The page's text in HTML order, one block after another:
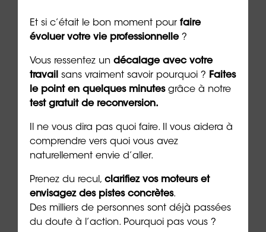
physique et psychologique :💛🧡💜💙 La méthode
10/10 : la méthode référence qui allie psychologie et
Auteur et rédacteur :Dr Emeric Lebreton
cofondateur et dirigeant du groupe
ORIENTACTION(09/07/2024)
***
découvrez votre zone de génie
Découvrez les 5 raisons de faire unbilan de
compétences avec ORIENTACTION en vidéo
Et si c’était le bon moment pour faire
évoluer votre vie professionnelle?
Vous ressentez un décalage avec votre
travail sans vraiment savoir pourquoi ? Faites
le point en quelques minutesgrâce à notre
test gratuit de reconversion.
Il ne vous dira pas quoi faire. Il vous aidera à
comprendre vers quoi vous avez
naturellement envie d’aller.
Prenez du recul, clarifiez vos moteurs et
envisagez des pistes concrètes.
Des milliers de personnes sont déjà passées
du doute à l’action. Pourquoi pas vous ?